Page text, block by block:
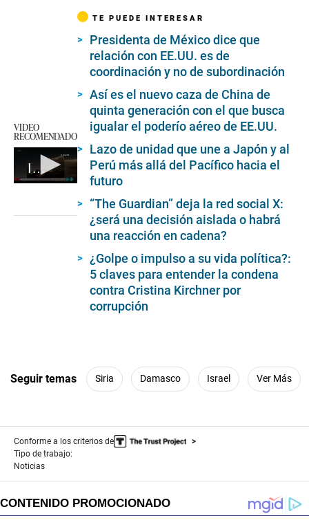
VIDEO
RECOMENDADO
Israel ataca Irán
TE PUEDE INTERESAR
Presidenta de México dice que
relación con EE.UU. es de
coordinación y no de subordinación
Así es el nuevo caza de China de
quinta generación con el que busca
igualar el poderío aéreo de EE.UU.
Lazo de unidad que une a Japón y al
Perú más allá del Pacífico hacia el
futuro
“The Guardian” deja la red social X:
¿será una decisión aislada o habrá
una reacción en cadena?
¿Golpe o impulso a su vida política?:
5 claves para entender la condena
contra Cristina Kirchner por
corrupción
Seguir temas Siria Damasco Israel Ver Más
Conforme a los criterios de
Tipo de trabajo:
Noticias